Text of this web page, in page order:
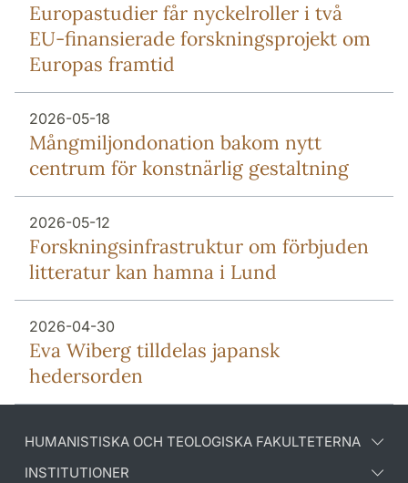
Europa­studier får nyckel­roller i två
EU-finansierade forsknings­projekt om
Europas framtid
2026-05-18
Mång­miljon­donation bakom nytt
centrum för konstnärlig gestaltning
2026-05-12
Forsknings­infrastruktur om förbjuden
litteratur kan hamna i Lund
2026-04-30
Eva Wiberg tilldelas japansk
hedersorden
HUMANISTISKA OCH TEOLOGISKA FAKULTETERNA
INSTITUTIONER